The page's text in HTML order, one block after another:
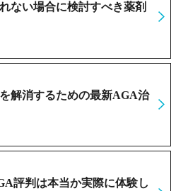
ない場合に検討すべき薬剤
解消するための最新AGA治
評判は本当か実際に体験し